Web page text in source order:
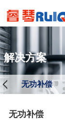
解决方案
无功补偿
无功补偿